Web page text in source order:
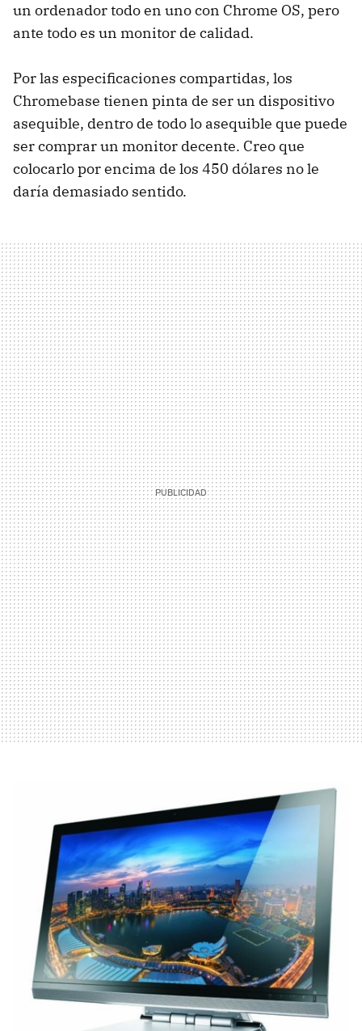
un ordenador todo en uno con Chrome OS, pero
ante todo es un monitor de calidad.
Por las especificaciones compartidas, los
Chromebase tienen pinta de ser un dispositivo
asequible, dentro de todo lo asequible que puede
ser comprar un monitor decente. Creo que
colocarlo por encima de los 450 dólares no le
daría demasiado sentido.